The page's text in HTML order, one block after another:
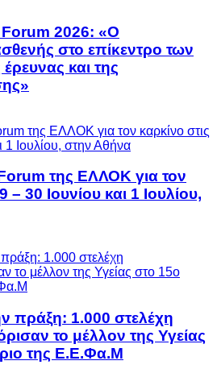
2026: «Ο
στο επίκεντρο των
και της
της ΕΛΛΟΚ για τον
– 30 Ιουνίου και 1 Ιουλίου,
πράξη: 1.000 στελέχη
το μέλλον της Υγείας
της Ε.Ε.Φα.Μ